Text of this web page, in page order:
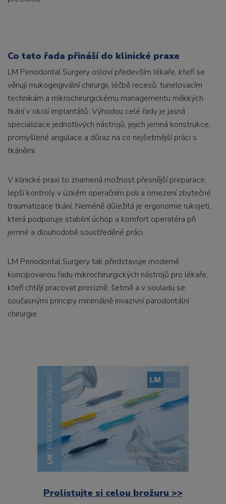
Co tato řada přináší do klinické praxe
LM Periodontal Surgery osloví především lékaře, kteří se
věnují mukogingivální chirurgii, léčbě recesů, tunelovacím
technikám a mikrochirurgickému managementu měkkých
tkání v okolí implantátů. Výhodou celé řady je jasná
specializace jednotlivých nástrojů, jejich jemná konstrukce,
promyšlené angulace a důraz na co nejšetrnější práci s
tkáněmi.
V klinické praxi to znamená možnost přesnější preparace,
lepší kontroly v úzkém operačním poli a omezení zbytečné
traumatizace tkání. Neméně důležitá je ergonomie rukojeti,
která podporuje stabilní úchop a komfort operatéra při
jemné a dlouhodobě soustředěné práci.
LM Periodontal Surgery tak představuje moderně
koncipovanou řadu mikrochirurgických nástrojů pro lékaře,
kteří chtějí pracovat precizně, šetrně a v souladu se
současnými principy minimálně invazivní parodontální
chirurgie.
Prolistujte si celou brožuru >>